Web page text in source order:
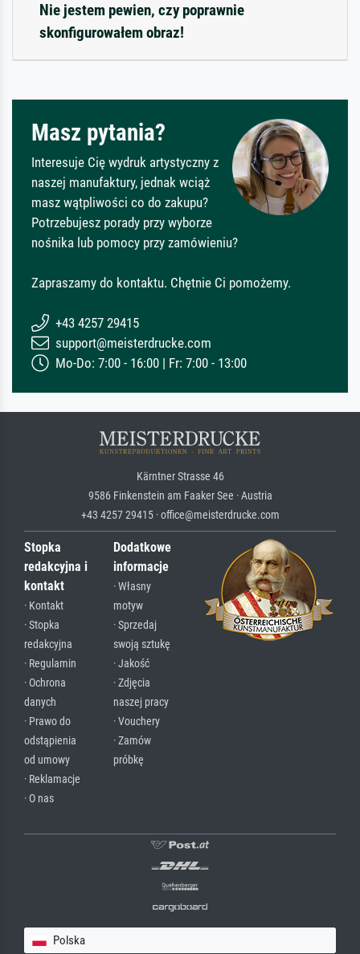
Nie jestem pewien, czy poprawnie
skonfigurowałem obraz!
Masz pytania?
Interesuje Cię wydruk artystyczny z
naszej manufaktury, jednak wciąż
masz wątpliwości co do zakupu?
Potrzebujesz porady przy wyborze
nośnika lub pomocy przy zamówieniu?
Zapraszamy do kontaktu. Chętnie Ci pomożemy.
+43 4257 29415
support@meisterdrucke.com
Mo-Do: 7:00 - 16:00 | Fr: 7:00 - 13:00
Kärntner Strasse 46
9586 Finkenstein am Faaker See · Austria
+43 4257 29415 · office@meisterdrucke.com
Stopka
redakcyjna i
kontakt
· Kontakt
· Stopka
redakcyjna
· Regulamin
· Ochrona
danych
· Prawo do
odstąpienia
od umowy
· Reklamacje
· O nas
Dodatkowe
informacje
· Własny
motyw
· Sprzedaj
swoją sztukę
· Jakość
· Zdjęcia
naszej pracy
· Vouchery
· Zamów
próbkę
Polska